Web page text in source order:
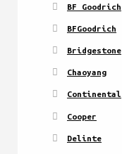
BF Goodrich
BFGoodrich
Bridgestone
Chaoyang
Continental
Cooper
Delinte